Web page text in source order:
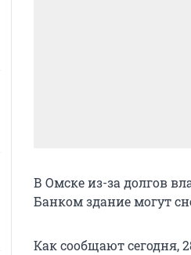
В Омске из-за долгов
Банком здание могут
Как сообщают сегодня,